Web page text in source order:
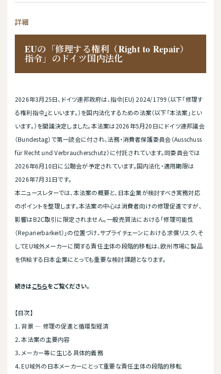
詳細
EUの「修理する権利（Right to Repair）
指令」のドイツ国内法化
2026年3月25日、ドイツ連邦政府は、指令(EU) 2024/1799（以下「修理す
る権利指令」 といいます。）を国内法化するための法案（以下「本法案」とい
います。）を閣議決定しました。本法案は2026年5月20日にドイツ連邦議会
（Bundestag）で第一読会に付され、法務・消費者保護委員会（Ausschuss
für Recht und Verbraucherschutz）に付託されています。同委員会では
2026年6月10日に公聴会が予定されています。国内法化・適用期限は
2026年7月31日です。
本ニュースレターでは、本法案の概要と、日本企業が検討すべき実務対応
のポイントを整理します。本法案の中心は消費者向けの修理促進ですが、
影響はB2C取引に限定されません。一般売買法における「修理可能性
（Reparierbarkeit）」の位置づけ、サプライチェーンにおける求償リスク、そ
してEU域外メーカーに関する責任主体の段階的移転は、欧州市場に製品
を供給する日本企業にとっても重要な検討課題となります。
続きはこちらをご覧ください。
【目次】
1．背景 ― 修理の促進と循環型経済
2．本法案の主要内容
3．メーカー等に生じる具体的義務
4．EU域外の日本メーカーにとって重要な責任主体の段階的移転